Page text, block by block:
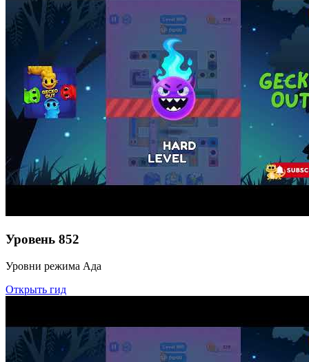
Уровень 852
Уровни режима Ада
Открыть гид